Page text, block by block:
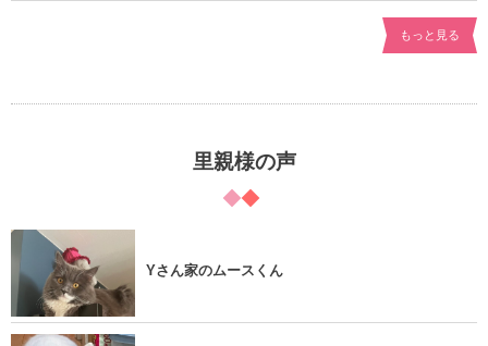
もっと見る
里親様の声
Yさん家のムースくん